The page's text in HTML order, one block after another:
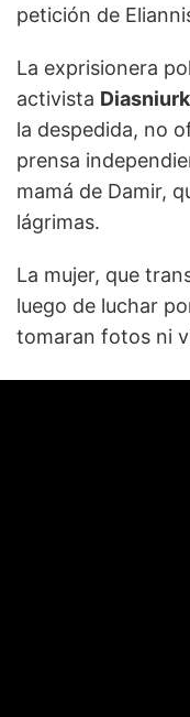
petición de
La exprisionera
activista
la despedida, no
prensa
mamá de Damir,
lágrimas.
La mujer, que
luego de luchar
tomaran fotos ni